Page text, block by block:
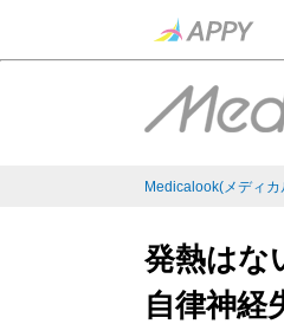
Medicalook(メディカ
発熱はな
自律神経